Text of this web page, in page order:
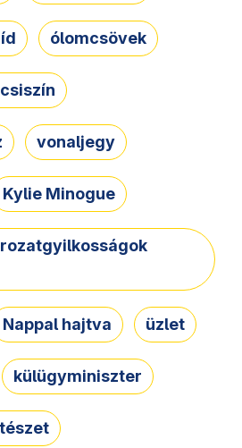
ólomcsövek
vonaljegy
Kylie Minogue
Nappal hajtva üzlet
külügyminiszter